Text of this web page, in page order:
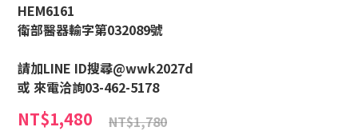
HEM6161
衛部醫器輸字第032089號
請加LINE ID搜尋@wwk2027d
或 來電洽詢03-462-5178
NT$1,480 NT$1,780